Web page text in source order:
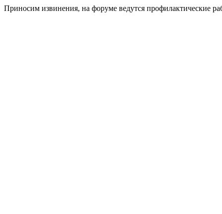
Приносим извинения, на форуме ведутся профилактические